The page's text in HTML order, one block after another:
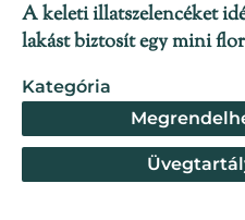
A keleti illatszelencéket
lakást biztosít egy mini
Kategória